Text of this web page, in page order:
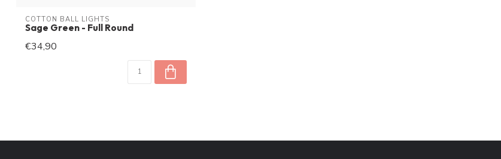
COTTON BALL LIGHTS
Sage Green - Full Round
€34,90